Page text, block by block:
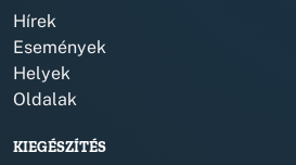
Hírek
Események
Helyek
Oldalak
KIEGÉSZÍTÉS